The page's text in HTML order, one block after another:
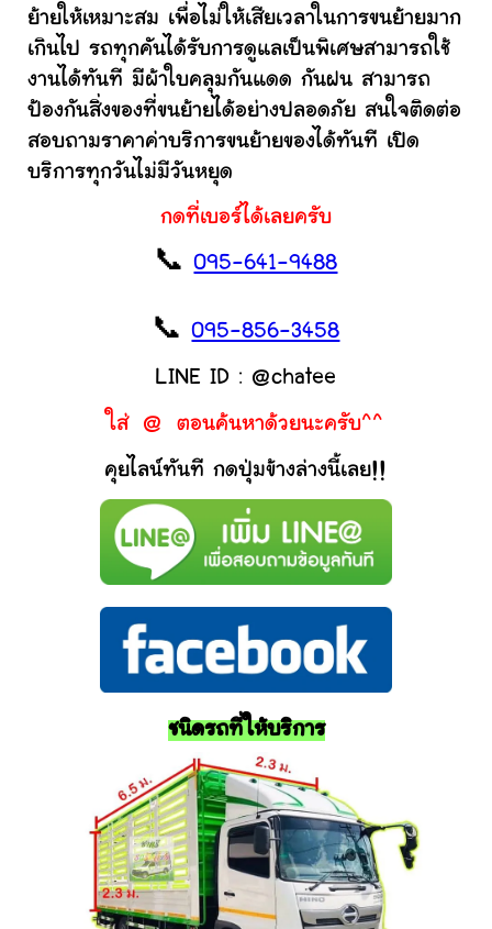
ย้ายให้เหมาะสม เพื่อไม่ให้เสียเวลาในการขนย้ายมาก
เกินไป รถทุกคันได้รับการดูแลเป็นพิเศษสามารถใช้
งานได้ทันที มีผ้าใบคลุมกันแดด กันฝน สามารถ
ป้องกันสิ่งของที่ขนย้ายได้อย่างปลอดภัย สนใจติดต่อ
สอบถามราคาค่าบริการขนย้ายของได้ทันที เปิด
บริการทุกวันไม่มีวันหยุด
กดที่เบอร์ได้เลยครับ
📞095-641-9488
📞095-856-3458
LINE ID : @chatee
ใส่ @ ตอนค้นหาด้วยนะครับ^^
คุยไลน์ทันที กดปุ่มข้างล่างนี้เลย!!
ชนิดรถที่ให้บริการ